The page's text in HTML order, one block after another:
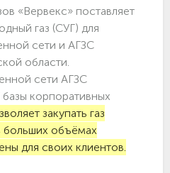
«Вервекс» поставляет
газ (СУГ) для
сети и АГЗС
области.
сети АГЗС
корпоративных
закупать газ
больших объёмах
для своих клиентов.